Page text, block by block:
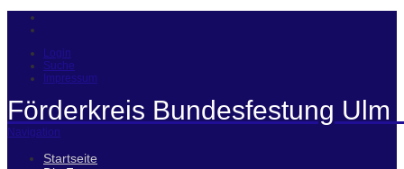
Login
Suche
Impressum
Förderkreis Bundesfestung Ulm
Navigation
Startseite